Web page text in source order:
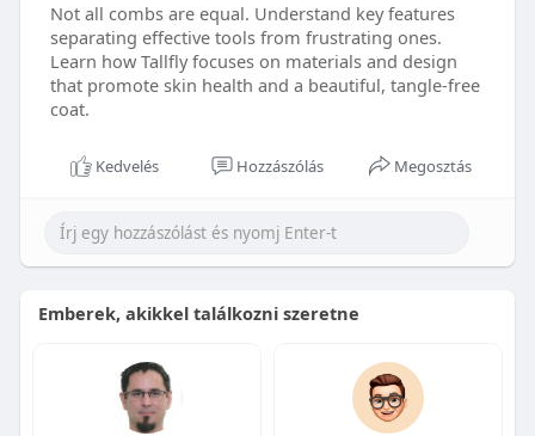
Not all combs are equal. Understand key features
separating effective tools from frustrating ones.
Learn how Tallfly focuses on materials and design
that promote skin health and a beautiful, tangle-free
coat.
Kedvelés Hozzászólás Megosztás
Emberek, akikkel találkozni szeretne